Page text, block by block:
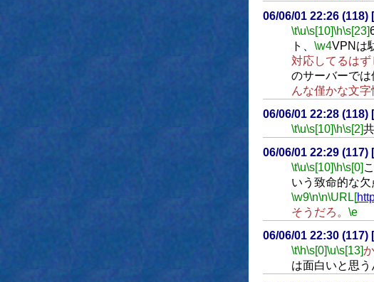
06/06/01 22:26 (118)
\t\u\s[10]\h\s[23]
ト、 \w4VPNは
対応してるはず
のサーバーで
んな僅かな文
06/06/01 22:28 (118)
\t\u\s[10]\h\s[2]
06/06/01 22:29 (117)
\t\u\s[10]\h\s[0]
いう致命的な欠
\w9\n\n\URL[
そうだろ。 \e
06/06/01 22:30 (117)
\t\h\s[0]\u\s[13]
は面白いと思